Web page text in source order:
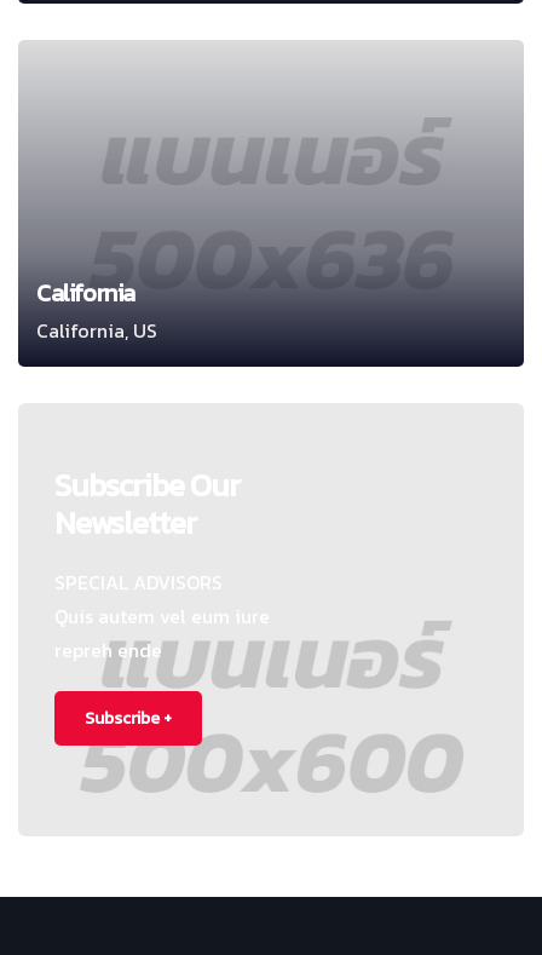
California
California, US
repreh ende
Subscribe +